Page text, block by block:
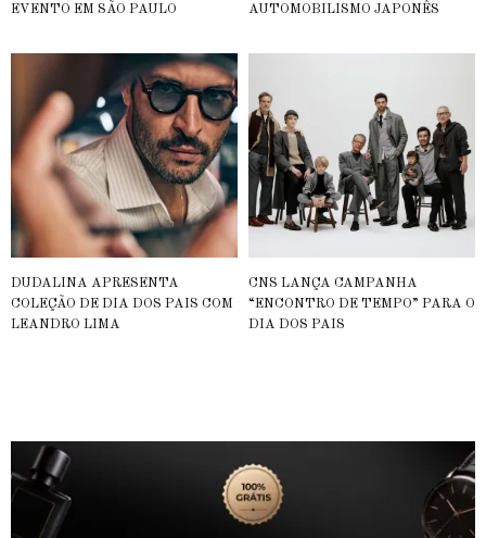
EVENTO EM SÃO PAULO
AUTOMOBILISMO JAPONÊS
DUDALINA APRESENTA
COLEÇÃO DE DIA DOS PAIS COM
LEANDRO LIMA
CNS LANÇA CAMPANHA
“ENCONTRO DE TEMPO” PARA O
DIA DOS PAIS